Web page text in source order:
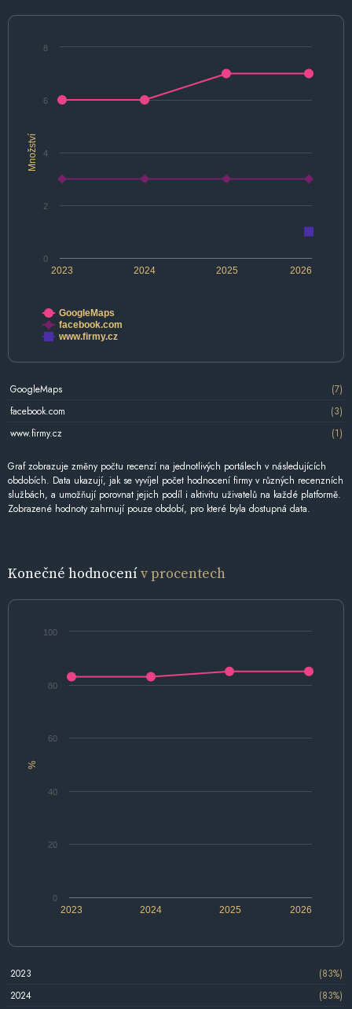
Množství
2024 2026
2023 2025
0
2
4
6
8
GoogleMaps
facebook.com
www.firmy.cz
GoogleMaps
(7)
facebook.com
(3)
www.firmy.cz
(1)
Graf zobrazuje změny počtu recenzí na jednotlivých portálech v následujících
obdobích. Data ukazují, jak se vyvíjel počet hodnocení firmy v různých recenzních
službách, a umožňují porovnat jejich podíl i aktivitu uživatelů na každé platformě.
Zobrazené hodnoty zahrnují pouze období, pro které byla dostupná data.
Konečné hodnocenív procentech
%
2024 2026
2023 2025
0
20
40
60
80
100
2023
(83%)
2024
(83%)